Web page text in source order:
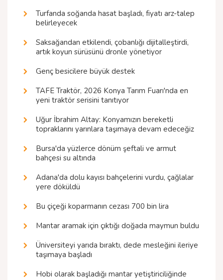
Turfanda soğanda hasat başladı, fiyatı arz-talep
belirleyecek
Saksağandan etkilendi, çobanlığı dijitalleştirdi,
artık koyun sürüsünü dronle yönetiyor
Genç besicilere büyük destek
TAFE Traktör, 2026 Konya Tarım Fuarı'nda en
yeni traktör serisini tanıtıyor
Uğur İbrahim Altay: Konyamızın bereketli
topraklarını yarınlara taşımaya devam edeceğiz
Bursa'da yüzlerce dönüm şeftali ve armut
bahçesi su altında
Adana'da dolu kayısı bahçelerini vurdu, çağlalar
yere döküldü
Bu çiçeği koparmanın cezası 700 bin lira
Mantar aramak için çıktığı doğada maymun buldu
Üniversiteyi yarıda bıraktı, dede mesleğini ileriye
taşımaya başladı
Hobi olarak başladığı mantar yetiştiriciliğinde